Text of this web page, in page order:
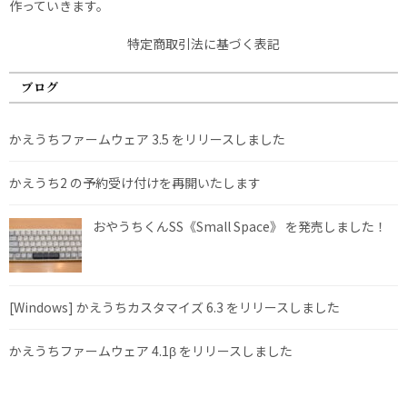
作っていきます。
特定商取引法に基づく表記
ブログ
かえうちファームウェア 3.5 をリリースしました
かえうち2 の予約受け付けを再開いたします
おやうちくんSS《Small Space》 を発売しました！
[Windows] かえうちカスタマイズ 6.3 をリリースしました
かえうちファームウェア 4.1β をリリースしました